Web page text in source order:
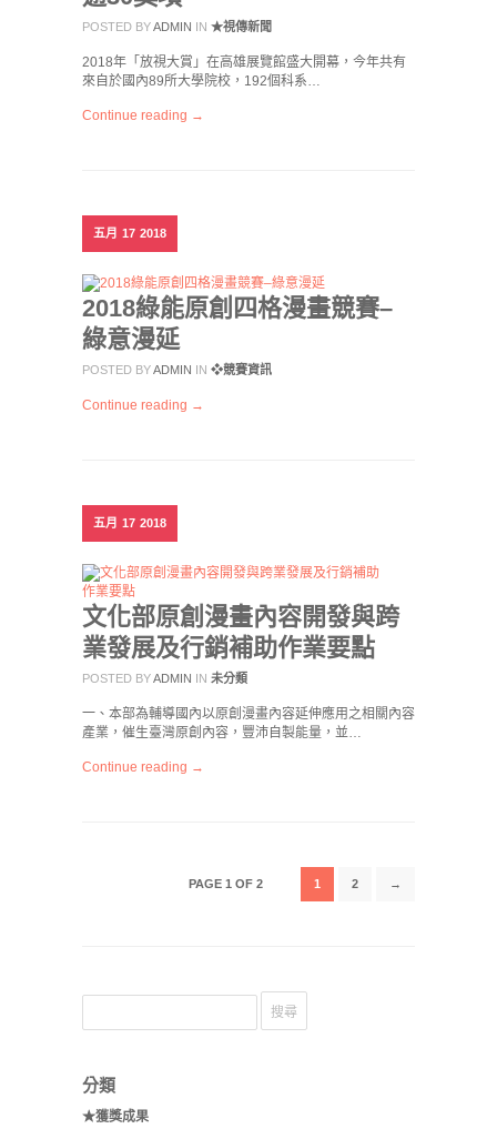
POSTED BYADMIN IN ★視傳新聞
2018年「放視大賞」在高雄展覽館盛大開幕，今年共有
來自於國內89所大學院校，192個科系…
Continue reading →
五月 17 2018
2018綠能原創四格漫畫競賽–
綠意漫延
POSTED BYADMIN IN ❖競賽資訊
Continue reading →
五月 17 2018
文化部原創漫畫內容開發與跨
業發展及行銷補助作業要點
POSTED BYADMIN IN 未分類
一、本部為輔導國內以原創漫畫內容延伸應用之相關內容
產業，催生臺灣原創內容，豐沛自製能量，並…
Continue reading →
PAGE 1 OF 2 1 2 →
分類
★獲獎成果